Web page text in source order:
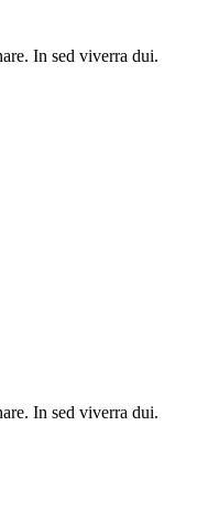
In sed viverra dui.
In sed viverra dui.